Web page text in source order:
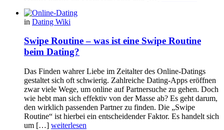
in Dating Wiki
Swipe Routine – was ist eine Swipe Routine
beim Dating?
Das Finden wahrer Liebe im Zeitalter des Online-Datings
gestaltet sich oft schwierig. Zahlreiche Dating-Apps eröffnen
zwar viele Wege, um online auf Partnersuche zu gehen. Doch
wie hebt man sich effektiv von der Masse ab? Es geht darum,
den wirklich passenden Partner zu finden. Die „Swipe
Routine“ ist hierbei ein entscheidender Faktor. Es handelt sich
um […] weiterlesen